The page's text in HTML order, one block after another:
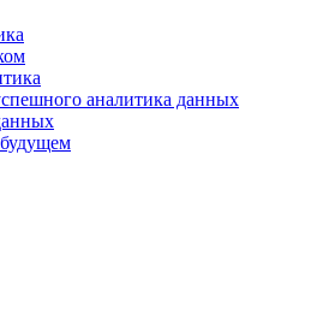
аналитика данных